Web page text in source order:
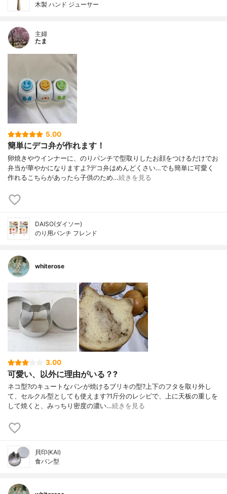
木製 ハンド ジューサー
主婦
たま
5.00
簡単にデコ弁が作れます！
卵焼きやウインナーに、のりパンチで型取りしたお顔をつけるだけでお
弁当が華やかになりますよ?デコ弁はめんどくさい…でも簡単に可愛く
作れるこちらがあったら子供のため…続きを見る
DAISO(ダイソー)
のり用パンチ フレンド
whiterose
3.00
可愛い、以外に理由がいる？?
ネコ型?のキュートなパンが焼けるブリキの型?上下のフタを取り外し
て、セルクル型としても使えます?1斤分のレシピで、上に天板の重しを
して焼くと、みっちり密度の濃い…続きを見る
貝印(KAI)
食パン型